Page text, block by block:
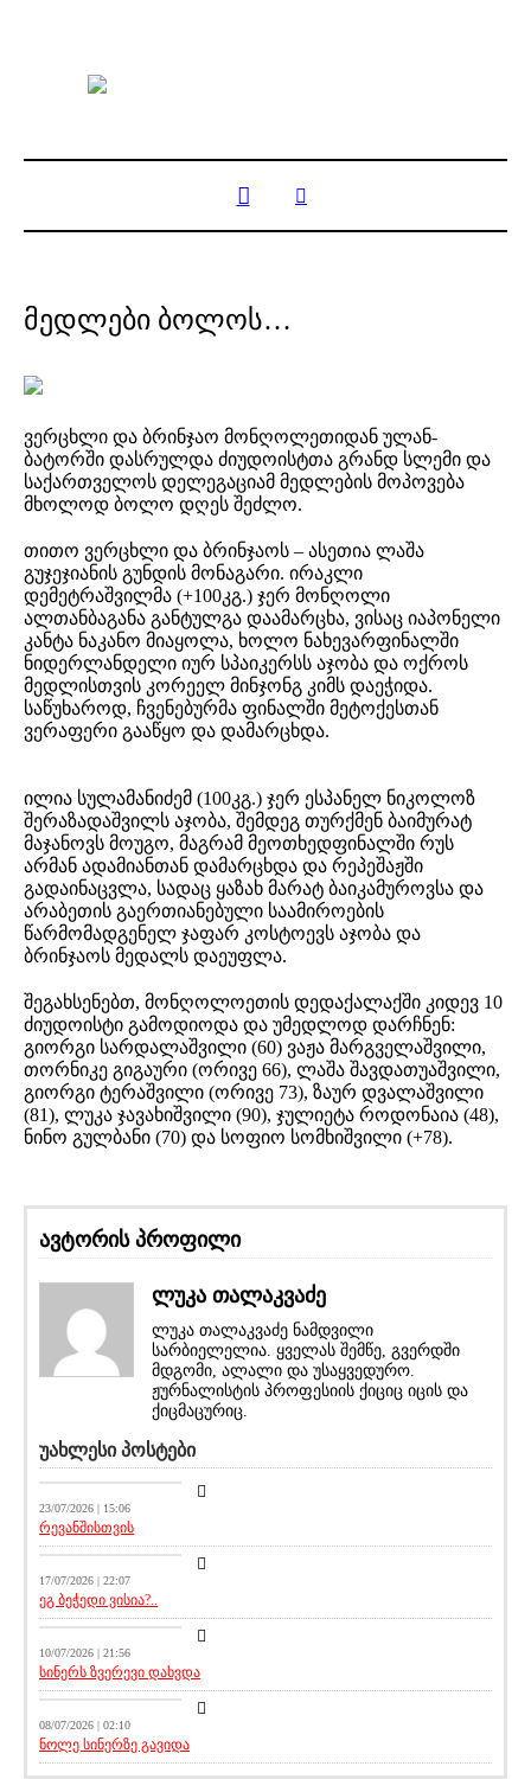
მედლები ბოლოს…
ვერცხლი და ბრინჯაო მონღოლეთიდან ულან-
ბატორში დასრულდა ძიუდოისტთა გრანდ სლემი და
საქართველოს დელეგაციამ მედლების მოპოვება
მხოლოდ ბოლო დღეს შეძლო.
თითო ვერცხლი და ბრინჯაოს – ასეთია ლაშა
გუჯეჯიანის გუნდის მონაგარი. ირაკლი
დემეტრაშვილმა (+100კგ.) ჯერ მონღოლი
ალთანბაგანა განტულგა დაამარცხა, ვისაც იაპონელი
კანტა ნაკანო მიაყოლა, ხოლო ნახევარფინალში
ნიდერლანდელი იურ სპაიკერსს აჯობა და ოქროს
მედლისთვის კორეელ მინჯონგ კიმს დაეჭიდა.
საწუხაროდ, ჩვენებურმა ფინალში მეტოქესთან
ვერაფერი გააწყო და დამარცხდა.
ილია სულამანიძემ (100კგ.) ჯერ ესპანელ ნიკოლოზ
შერაზადაშვილს აჯობა, შემდეგ თურქმენ ბაიმურატ
მაჯანოვს მოუგო, მაგრამ მეოთხედფინალში რუს
არმან ადამიანთან დამარცხდა და რეპეშაჟში
გადაინაცვლა, სადაც ყაზახ მარატ ბაიკამუროვსა და
არაბეთის გაერთიანებული საამიროების
წარმომადგენელ ჯაფარ კოსტოევს აჯობა და
ბრინჯაოს მედალს დაეუფლა.
შეგახსენებთ, მონღოლოეთის დედაქალაქში კიდევ 10
ძიუდოისტი გამოდიოდა და უმედლოდ დარჩნენ:
გიორგი სარდალაშვილი (60) ვაჟა მარგველაშვილი,
თორნიკე გიგაური (ორივე 66), ლაშა შავდათუაშვილი,
გიორგი ტერაშვილი (ორივე 73), ზაურ დვალაშვილი
(81), ლუკა ჯავახიშვილი (90), ჯულიეტა როდონაია (48),
ნინო გულბანი (70) და სოფიო სომხიშვილი (+78).
ავტორის პროფილი
ლუკა თალაკვაძე
ლუკა თალაკვაძე ნამდვილი
სარბიელელია. ყველას შემწე, გვერდში
მდგომი, ალალი და უსაყვედურო.
ჟურნალისტის პროფესიის ქიციც იცის და
ქიცმაცურიც.
უახლესი პოსტები
23/07/2026 | 15:06
რევანშისთვის
მთავარი ამბავი
17/07/2026 | 22:07
ეგ ბეჭედი ვისია?..
სიახლეები
10/07/2026 | 21:56
სინერს ზვერევი დახვდა
სიახლეები
08/07/2026 | 02:10
ნოლე სინერზე გავიდა